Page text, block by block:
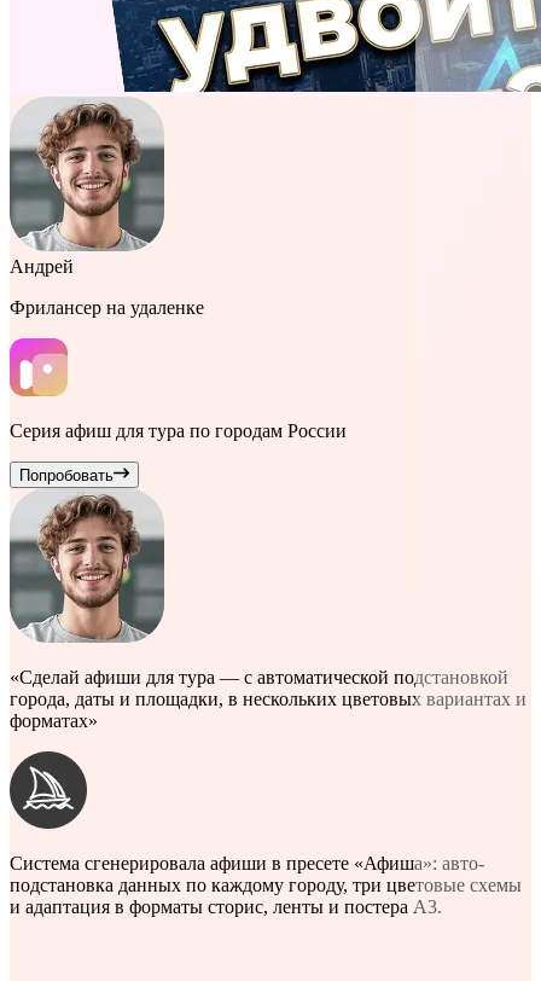
Андрей
Фрилансер на удаленке
Серия афиш для тура по городам России
Попробовать
«Сделай афиши для тура — с автоматической подстановкой
города, даты и площадки, в нескольких цветовых вариантах и
форматах»
Система сгенерировала афиши в пресете «Афиша»: авто-
подстановка данных по каждому городу, три цветовые схемы
и адаптация в форматы сторис, ленты и постера A3.